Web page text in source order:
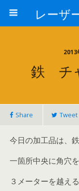
鉄 チ
Share Tweet
今日の加工品は、
一箇所中央に角穴
３メーターを越え